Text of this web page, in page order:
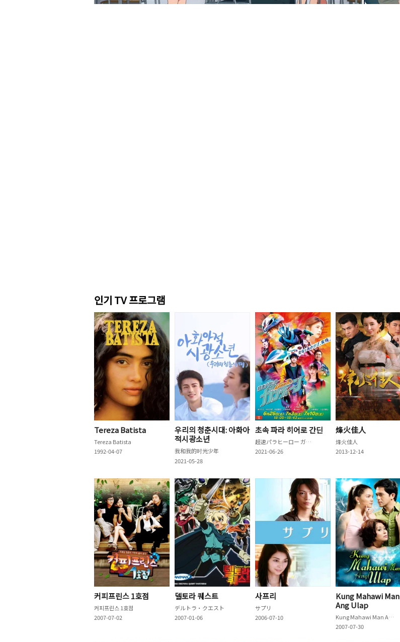
인기 TV 프로그램
Tereza Batista
Tereza Batista
1992-04-07
우리의 청춘시대: 아화아
적시광소년
我和我的时光少年
2021-05-28
초속 파라 히어로 간딘
超速パラヒーロー ガンディーン
2021-06-26
烽火佳人
烽火佳人
2013-12-14
커피프린스 1호점
커피프린스 1호점
2007-07-02
델토라 퀘스트
デルトラ・クエスト
2007-01-06
사프리
サプリ
2006-07-10
Kung Mahawi Man
Ang Ulap
Kung Mahawi Man Ang Ulap
2007-07-30